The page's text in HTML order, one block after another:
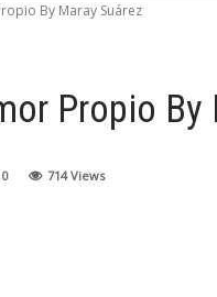
By Maray Suárez
Propio By
0 714 Views